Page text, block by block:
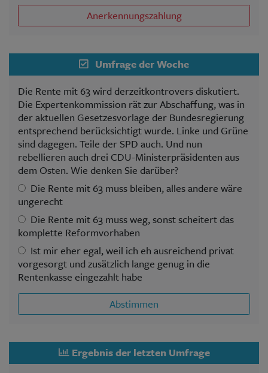
Anerkennungszahlung
Umfrage der Woche
Die Rente mit 63 wird derzeitkontrovers diskutiert.
Die Expertenkommission rät zur Abschaffung, was in
der aktuellen Gesetzesvorlage der Bundesregierung
entsprechend berücksichtigt wurde. Linke und Grüne
sind dagegen. Teile der SPD auch. Und nun
rebellieren auch drei CDU-Ministerpräsidenten aus
dem Osten. Wie denken Sie darüber?
Die Rente mit 63 muss bleiben, alles andere wäre
ungerecht
Die Rente mit 63 muss weg, sonst scheitert das
komplette Reformvorhaben
Ist mir eher egal, weil ich eh ausreichend privat
vorgesorgt und zusätzlich lange genug in die
Rentenkasse eingezahlt habe
Abstimmen
Ergebnis der letzten Umfrage